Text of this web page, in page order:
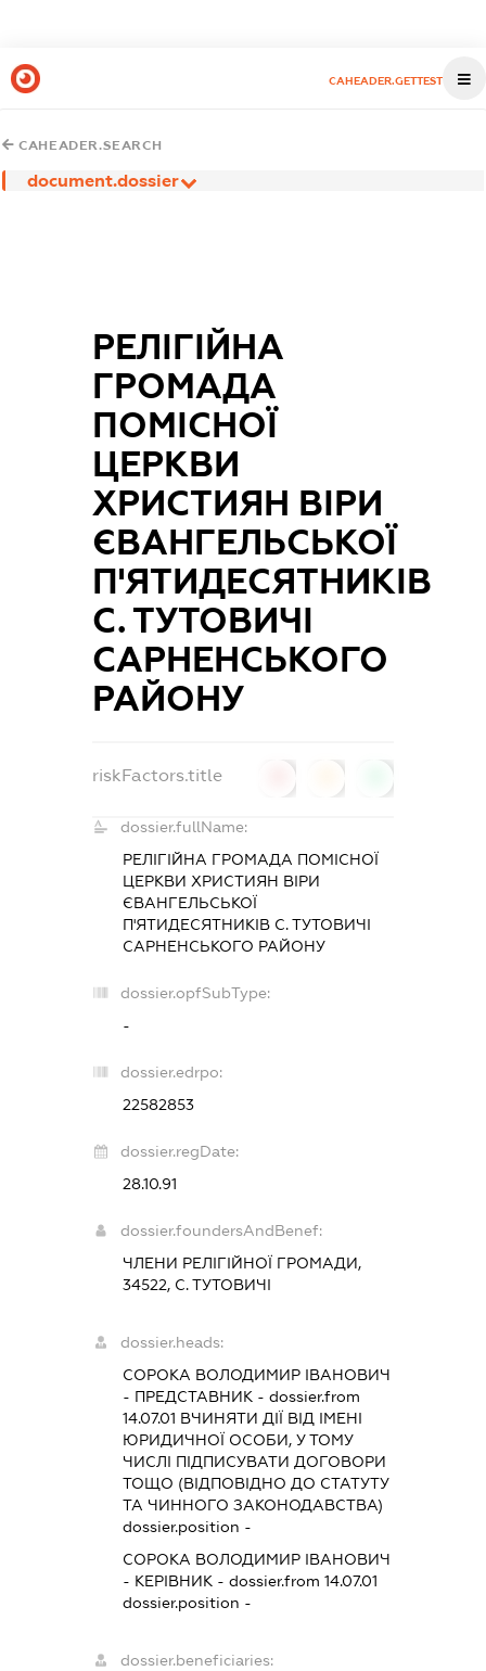
CAHEADER.GETTEST
CAHEADER.SEARCH
document.dossier
РЕЛІГІЙНА
ГРОМАДА
ПОМІСНОЇ
ЦЕРКВИ
ХРИСТИЯН ВІРИ
ЄВАНГЕЛЬСЬКОЇ
П'ЯТИДЕСЯТНИКІВ
С. ТУТОВИЧІ
САРНЕНСЬКОГО
РАЙОНУ
riskFactors.title
dossier.fullName:
РЕЛІГІЙНА ГРОМАДА ПОМІСНОЇ
ЦЕРКВИ ХРИСТИЯН ВІРИ
ЄВАНГЕЛЬСЬКОЇ
П'ЯТИДЕСЯТНИКІВ С. ТУТОВИЧІ
САРНЕНСЬКОГО РАЙОНУ
dossier.opfSubType:
-
dossier.edrpo:
22582853
dossier.regDate:
28.10.91
dossier.foundersAndBenef:
ЧЛЕНИ РЕЛІГІЙНОЇ ГРОМАДИ,
34522, С. ТУТОВИЧІ
dossier.heads:
СОРОКА ВОЛОДИМИР ІВАНОВИЧ
- ПРЕДСТАВНИК- dossier.from
14.07.01 ВЧИНЯТИ ДІЇ ВІД ІМЕНІ
ЮРИДИЧНОЇ ОСОБИ, У ТОМУ
ЧИСЛІ ПІДПИСУВАТИ ДОГОВОРИ
ТОЩО (ВІДПОВІДНО ДО СТАТУТУ
ТА ЧИННОГО ЗАКОНОДАВСТВА)
dossier.position -
СОРОКА ВОЛОДИМИР ІВАНОВИЧ
- КЕРІВНИК- dossier.from 14.07.01
dossier.position -
dossier.beneficiaries: